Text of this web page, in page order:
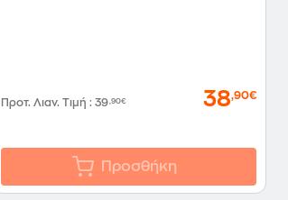
Προτ. Λιαν. Τιμή : 39,90€ 38,90€
Προσθήκη